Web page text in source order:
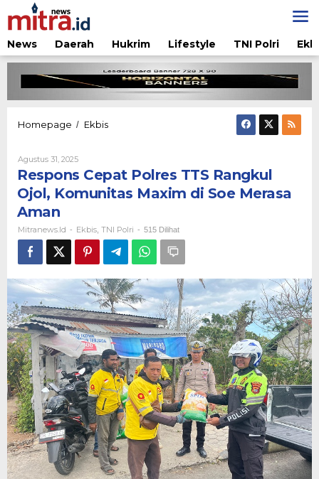
Lewati
ke
konten
News
Daerah Hukrim Lifestyle TNI Polri
Homepage / EkbisRespons
Rangkul
Ojol,
Komunitas
di
Soe
Merasa
Aman
Agustus 31, 2025Oleh
Mitranews.id
Respons Cepat Polres TTS Rangkul
Ojol, Komunitas Maxim di Soe Merasa
Aman
Mitranews.id - Ekbis TNI Polri - 515 Dilihat